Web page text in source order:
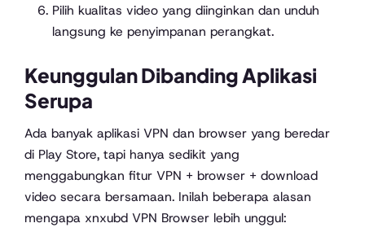
Pilih kualitas video yang diinginkan dan unduh
langsung ke penyimpanan perangkat.
Keunggulan Dibanding Aplikasi
Serupa
Ada banyak aplikasi VPN dan browser yang beredar
di Play Store, tapi hanya sedikit yang
menggabungkan fitur VPN + browser + download
video secara bersamaan. Inilah beberapa alasan
mengapa xnxubd VPN Browser lebih unggul: